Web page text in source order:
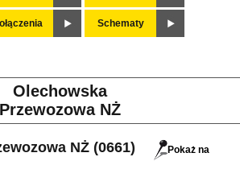
Schematy
Olechowska
Przewozowa NŻ
NŻ (0661)
Pokaż na